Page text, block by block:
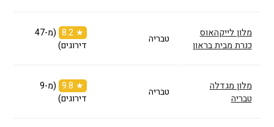
מלון לייקהאוס
כנרת מבית בראון
טבריה ★ 8.2
(מ-47
דירוגים)
מלון מגדלה
טבריה
טבריה ★ 9.8
(מ-9
דירוגים)